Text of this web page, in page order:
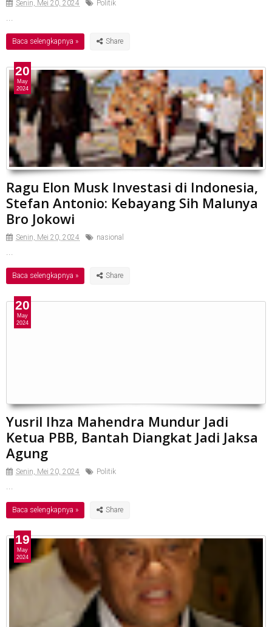
Senin, Mei 20, 2024 Politik
...
Baca selengkapnya »
Ragu Elon Musk Investasi di Indonesia,
Stefan Antonio: Kebayang Sih Malunya
Bro Jokowi
Senin, Mei 20, 2024 nasional
...
Baca selengkapnya »
20
May
2024
Yusril Ihza Mahendra Mundur Jadi
Ketua PBB, Bantah Diangkat Jadi Jaksa
Agung
Senin, Mei 20, 2024 Politik
...
Baca selengkapnya »
20
May
2024
19
May
2024